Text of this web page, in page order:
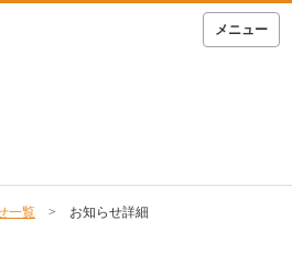
メニュー
一覧 > お知らせ詳細